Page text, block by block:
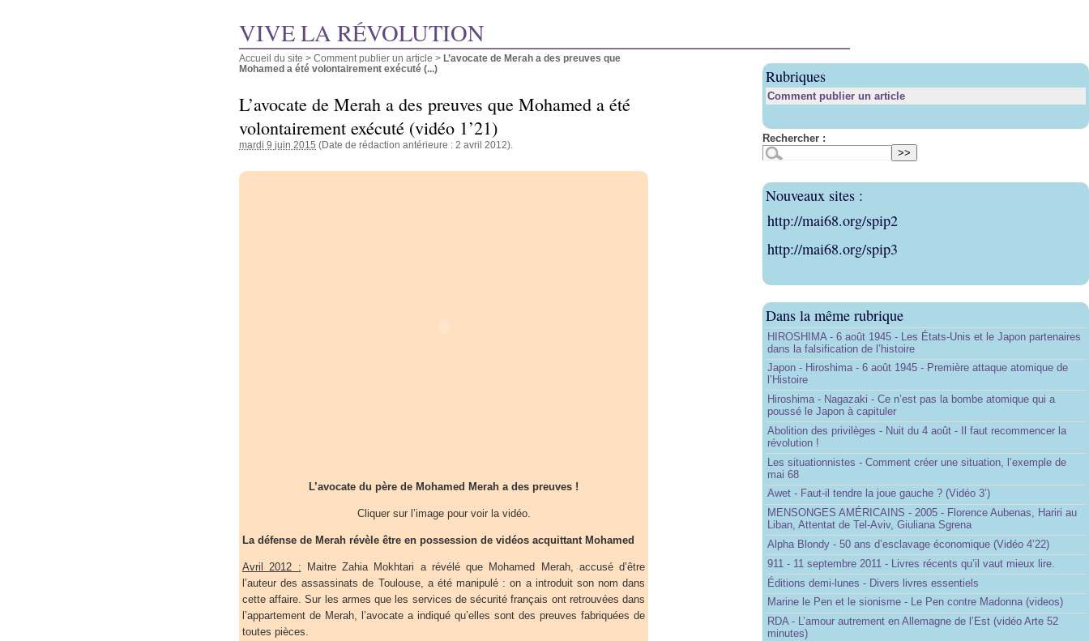
VIVE LA RÉVOLUTION
Accueil du site > Comment publier un article > L’avocate de Merah a des preuves que
Mohamed a été volontairement exécuté (...)
L’avocate de Merah a des preuves que Mohamed a été
volontairement exécuté (vidéo 1’21)
mardi 9 juin 2015 (Date de rédaction antérieure : 2 avril 2012).
L’avocate du père de Mohamed Merah a des preuves !
Cliquer sur l’image pour voir la vidéo.
La défense de Merah révèle être en possession de vidéos acquittant Mohamed
Avril 2012 : Maitre Zahia Mokhtari a révélé que Mohamed Merah, accusé d’être
l’auteur des assassinats de Toulouse, a été manipulé : on a introduit son nom dans
cette affaire. Sur les armes que les services de sécurité français ont retrouvées dans
l’appartement de Merah, l’avocate a indiqué qu’elles sont des preuves fabriquées de
toutes pièces.
Rubriques
Comment publier un article
Rechercher :
Nouveaux sites :
http://mai68.org/spip2
http://mai68.org/spip3
Dans la même rubrique
HIROSHIMA - 6 août 1945 - Les États-Unis et le Japon partenaires
dans la falsification de l’histoire
Japon - Hiroshima - 6 août 1945 - Première attaque atomique de
l’Histoire
Hiroshima - Nagazaki - Ce n’est pas la bombe atomique qui a
poussé le Japon à capituler
Abolition des privilèges - Nuit du 4 août - Il faut recommencer la
révolution !
Les situationnistes - Comment créer une situation, l’exemple de
mai 68
Awet - Faut-il tendre la joue gauche ? (Vidéo 3’)
MENSONGES AMÉRICAINS - 2005 - Florence Aubenas, Hariri au
Liban, Attentat de Tel-Aviv, Giuliana Sgrena
Alpha Blondy - 50 ans d’esclavage économique (Vidéo 4’22)
911 - 11 septembre 2011 - Livres récents qu’il vaut mieux lire.
Éditions demi-lunes - Divers livres essentiels
Marine le Pen et le sionisme - Le Pen contre Madonna (videos)
RDA - L’amour autrement en Allemagne de l’Est (vidéo Arte 52
minutes)